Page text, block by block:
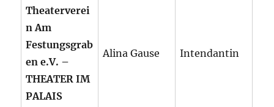
Theaterverei
n Am
Festungsgrab
en e.V. –
THEATER IM
PALAIS
Alina Gause Intendantin